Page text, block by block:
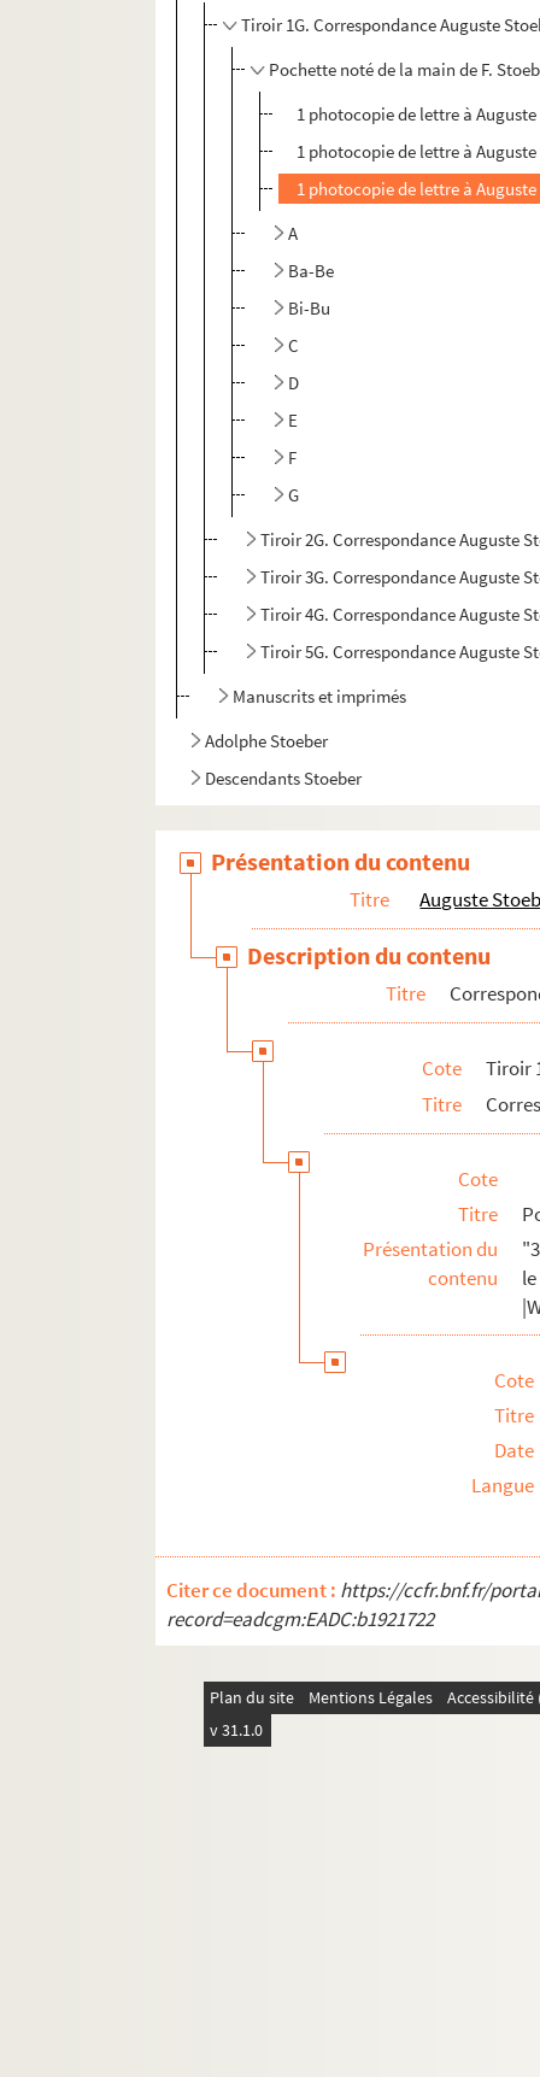
Tiroir 1G. Correspondance Auguste
Pochette noté de la main de F.
1 photocopie de lettre à
1 photocopie de lettre à
1 photocopie de lettre à
A
Ba-Be
Bi-Bu
C
D
E
F
G
Tiroir 2G. Correspondance Auguste
Tiroir 3G. Correspondance Auguste
Tiroir 4G. Correspondance Auguste
Tiroir 5G. Correspondance Auguste
Manuscrits et imprimés
Adolphe Stoeber
Descendants Stoeber
Présentation du contenu
Titre Auguste
Description du contenu
Titre
Cote
Tiroir
Titre
Cote
Titre
Présentation du
contenu
Cote
Titre
Date
Langue
Citer ce document : https://ccfr.bnf.fr/
record=eadcgm:EADC:b1921722
Plan du site Mentions Légales
v 31.1.0